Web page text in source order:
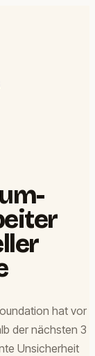
hat vor
der nächsten 3
Unsicherheit